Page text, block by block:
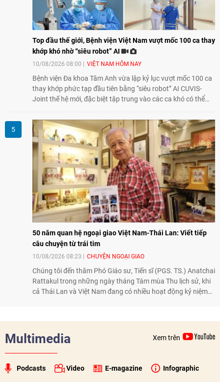
Top đầu thế giới, Bệnh viện Việt Nam vượt mốc 100 ca thay
khớp khó nhờ “siêu robot” AI
10/08/2026 08:00 VIỆT NAM HÔM NAY
Bệnh viện Đa khoa Tâm Anh vừa lập kỷ lục vượt mốc 100 ca
thay khớp phức tạp đầu tiên bằng “siêu robot” AI CUVIS-
Joint thế hệ mới, đặc biệt tập trung vào các ca khó có thể
mở ra cơ hội mới cho nhiều người bệnh đang đối mặt nguy
cơ “tàn phế”.
50 năm quan hệ ngoại giao Việt Nam-Thái Lan: Viết tiếp
câu chuyện từ trái tim
10/08/2026 08:23 CHUYỆN NGOẠI GIAO
Chúng tôi đến thăm Phó Giáo sư, Tiến sĩ (PGS. TS.) Anatchai
Rattakul trong những ngày tháng Tám mùa Thu lịch sử, khi
cả Thái Lan và Việt Nam đang có nhiều hoạt động kỷ niệm
giao Bhichai Rattakul, được giao nhiệm vụ cải thiện quan hệ
của Thái Lan với các nước láng giềng, trong đó có Việt Nam.
Với một trái tim chân thành và thiện chí, ông Bhichai
Rattakul đã góp phần đưa quan hệ Thái Lan - Việt Nam
sang một trang mới.
Multimedia Xem trên
Podcasts Video E-magazine Infographic